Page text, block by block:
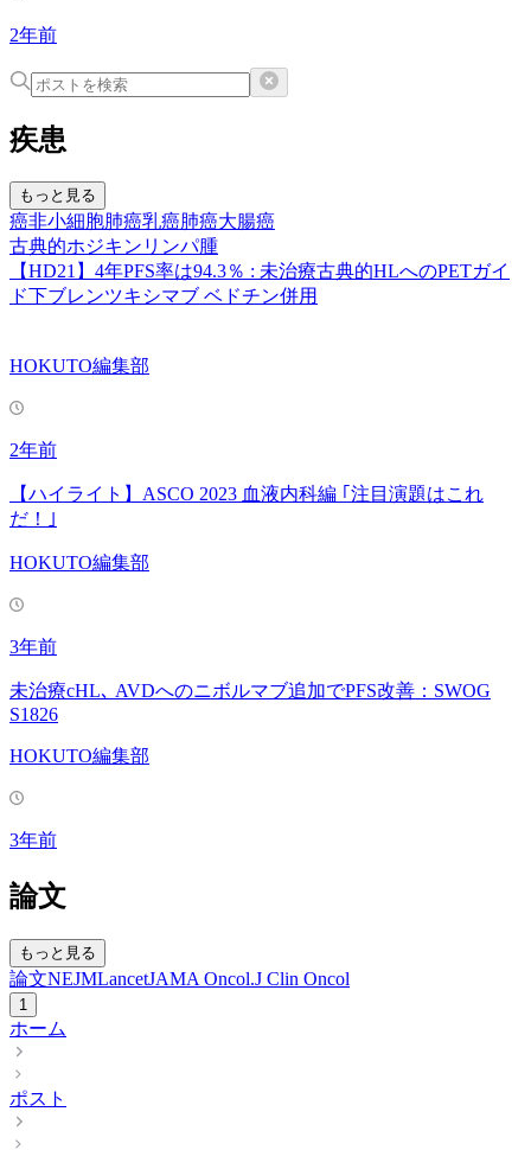
2年前
疾患
もっと見る
癌非小細胞肺癌乳癌肺癌大腸癌
古典的ホジキンリンパ腫
【HD21】4年PFS率は94.3％ : 未治療古典的HLへのPETガイ
ド下ブレンツキシマブ ベドチン併用
HOKUTO編集部
2年前
【ハイライト】ASCO 2023 血液内科編 ｢注目演題はこれ
だ！｣
HOKUTO編集部
3年前
未治療cHL､ AVDへのニボルマブ追加でPFS改善：SWOG
S1826
HOKUTO編集部
3年前
論文
もっと見る
論文NEJMLancetJAMA Oncol.J Clin Oncol
1
ホーム
ポスト